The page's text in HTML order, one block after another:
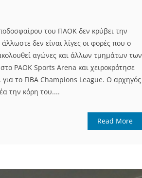
του ΠΑΟΚ δεν κρύβει την
δεν είναι λίγες οι φορές που ο
αγώνες και άλλων τμημάτων των
PAOK Sports Arena και χειροκρότησε
το FIBA Champions League. Ο αρχηγός
την κόρη του....
Read More